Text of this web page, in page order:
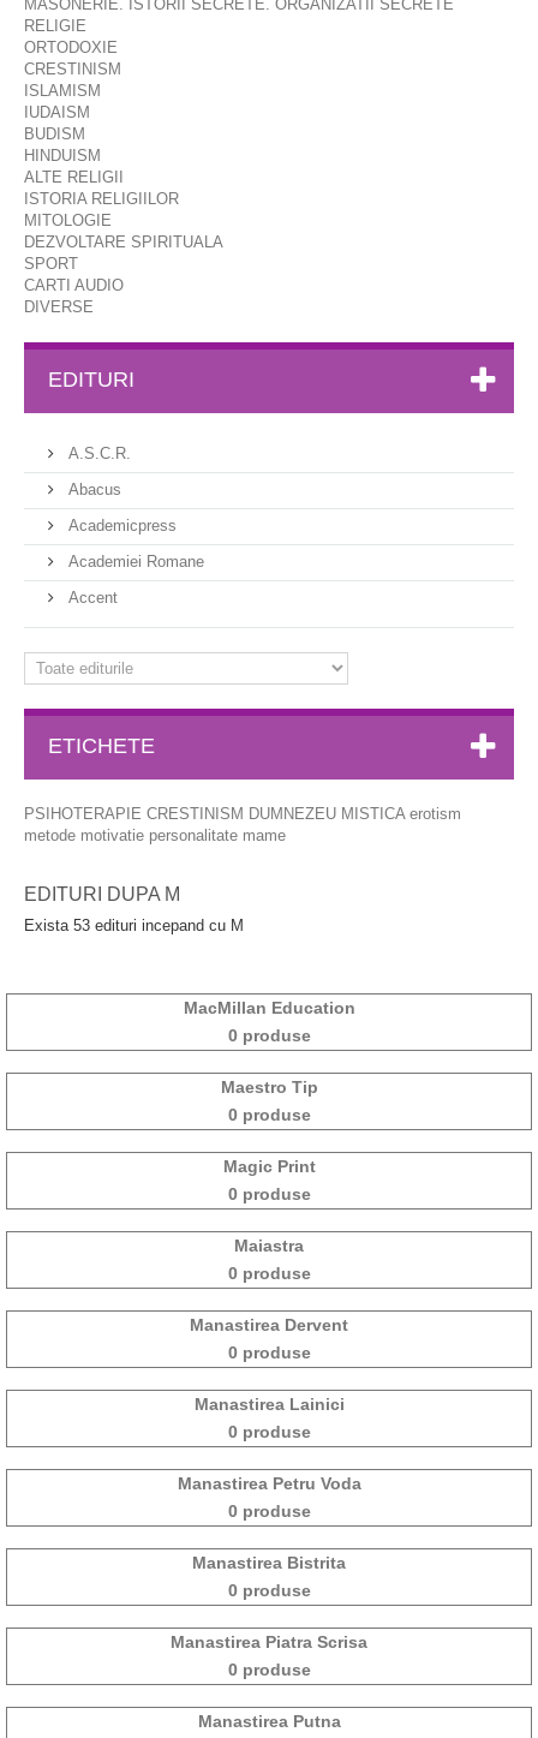
MASONERIE. ISTORII SECRETE. ORGANIZATII SECRETE
RELIGIE
ORTODOXIE
CRESTINISM
ISLAMISM
IUDAISM
BUDISM
HINDUISM
ALTE RELIGII
ISTORIA RELIGIILOR
MITOLOGIE
DEZVOLTARE SPIRITUALA
SPORT
CARTI AUDIO
DIVERSE
EDITURI
A.S.C.R.
Abacus
Academicpress
Academiei Romane
Accent
ETICHETE
PSIHOTERAPIE CRESTINISM DUMNEZEU MISTICA erotism
metode motivatie personalitate mame
EDITURI DUPA M
Exista 53 edituri incepand cu M
MacMillan Education
0 produse
Maestro Tip
0 produse
Magic Print
0 produse
Maiastra
0 produse
Manastirea Dervent
0 produse
Manastirea Lainici
0 produse
Manastirea Petru Voda
0 produse
Manastirea Bistrita
0 produse
Manastirea Piatra Scrisa
0 produse
Manastirea Putna